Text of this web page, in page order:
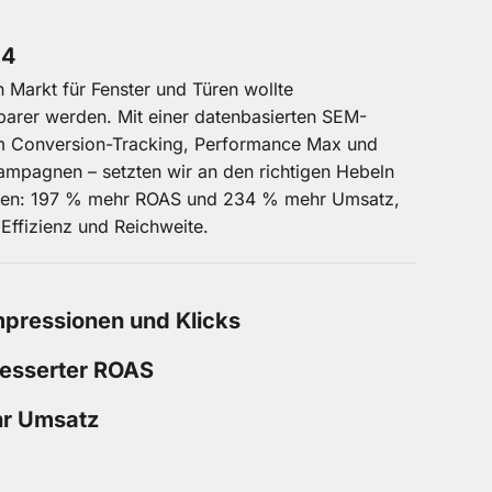
Markt für Fenster und Türen wollte
werden. Mit einer datenbasierten SEM-
Conversion-Tracking, Performance Max und
– setzten wir an den richtigen Hebeln
197 % mehr ROAS und 234 % mehr Umsatz,
und Reichweite.
und Klicks
ROAS
Umsatz